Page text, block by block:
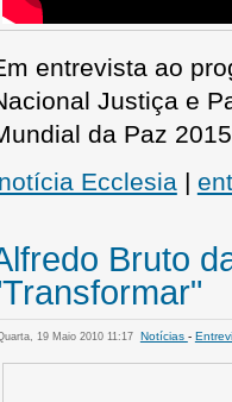
entrevista ao
Justiça e
da Paz
Ecclesia|
Bruto
19 Maio 2010 11:17 Notícias -